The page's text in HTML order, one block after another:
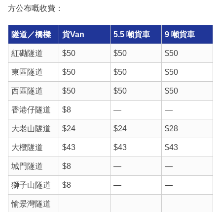
方公布嘅收費：
隧道／橋樑 貨Van 5.5 噸貨車 9 噸貨車
紅磡隧道 $50 $50 $50
東區隧道 $50 $50 $50
西區隧道 $50 $50 $50
香港仔隧道 $8 — —
大老山隧道 $24 $24 $28
大欖隧道 $43 $43 $43
城門隧道 $8 — —
獅子山隧道 $8 — —
愉景灣隧道